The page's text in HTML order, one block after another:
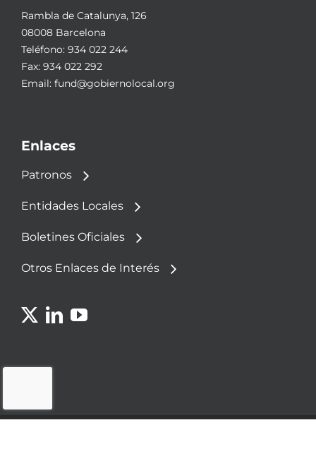
Rambla de Catalunya, 126
08008 Barcelona
Teléfono: 934 022 244
Fax: 934 022 292
Email: fund@gobiernolocal.org
Enlaces
Patronos
Entidades Locales
Boletines Oficiales
Otros Enlaces de Interés